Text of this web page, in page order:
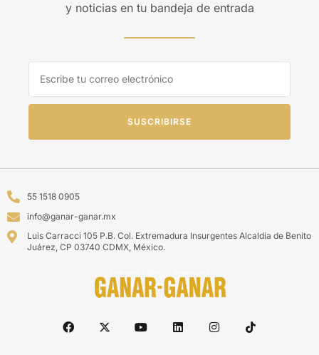
y noticias en tu bandeja de entrada
SUSCRIBIRSE
55 1518 0905
info@ganar-ganar.mx
Luis Carracci 105 P.B. Col. Extremadura Insurgentes Alcaldía de Benito
Juárez, CP 03740 CDMX, México.